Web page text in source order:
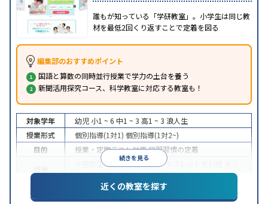
誰もが知っている「学研教室」。小学生は同じ教
材を最低2回くり返すことで定着を図る
編集部のおすすめポイント
国語と算数の同時並行授業で学力の土台を養う
新聞活用探究コース、科学教室に対応する教室も！
続きを見る
対象学年 幼児 小1 ~ 6 中1 ~ 3 高1 ~ 3 浪人生
授業形式
個別指導(1対1) 個別指導(1対2~)
目的
授業・定期テスト対策学習習慣の定着
不登校生に対応学習にPC・タブレットを利用
ライン対応
近くの教室を探す